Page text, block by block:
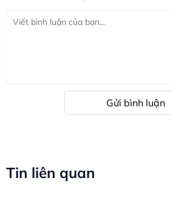
Gửi bình luận
Tin liên quan